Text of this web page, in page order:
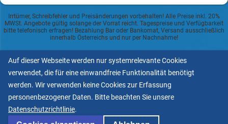
Irrtümer, Schreibfehler und Preisänderungen vorbehalten! Alle Preise inkl. 20%
MWSt. Angebote gültig solange der Vorrat reicht. Tagespreise und Verfügbarkeit
bitte telefonisch erfragen! Bezahlung Bar oder Bankomat, Versand ausschließlich
innerhalb Österreichs und nur per Nachnahme!
Datenschutzerklärung
Allgemeine Geschäftsbedingungen
Informationspflicht lt.
ECG und Mediengesetz
Auf dieser Webseite werden nur systemrelevante Cookies
verwendet, die für eine einwandfreie Funktionalität benötigt
werden. Wir verwenden keine Cookies zur Erfassung
personenbezogener Daten. Bitte beachten Sie unsere
Datenschutzrichtlinie.